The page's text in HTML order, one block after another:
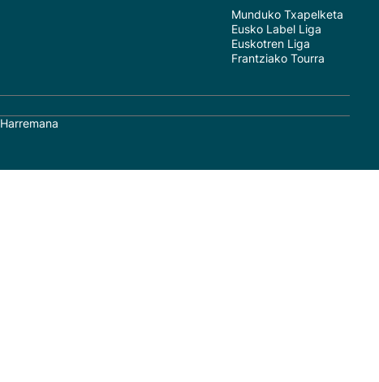
Munduko Txapelketa
Eusko Label Liga
Euskotren Liga
Frantziako Tourra
Harremana